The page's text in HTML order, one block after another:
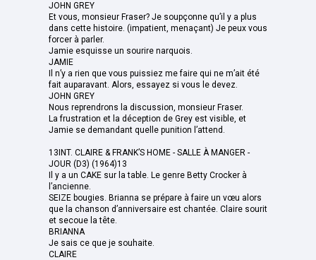
JOHN GREY
Et vous, monsieur Fraser? Je soupçonne qu’il y a plus
dans cette histoire. (impatient, menaçant) Je peux vous
forcer à parler.
Jamie esquisse un sourire narquois.
JAMIE
Il n’y a rien que vous puissiez me faire qui ne m’ait été
fait auparavant. Alors, essayez si vous le devez.
JOHN GREY
Nous reprendrons la discussion, monsieur Fraser.
La frustration et la déception de Grey est visible, et
Jamie se demandant quelle punition l’attend.
13INT. CLAIRE & FRANK’S HOME - SALLE À MANGER -
JOUR (D3) (1964)13
Il y a un CAKE sur la table. Le genre Betty Crocker à
l’ancienne.
SEIZE bougies. Brianna se prépare à faire un vœu alors
que la chanson d’anniversaire est chantée. Claire sourit
et secoue la tête.
BRIANNA
Je sais ce que je souhaite.
CLAIRE